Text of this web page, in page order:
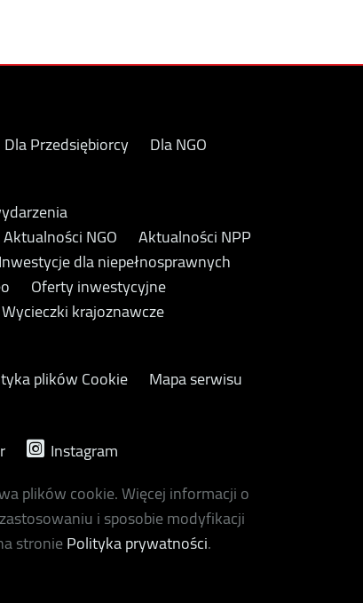
Dla Przedsiębiorcy
Dla NGO
Aktualności NGO
Aktualności NPP
Inwestycje dla niepełnosprawnych
Oferty inwestycyjne
Wycieczki krajoznawcze
plików Cookie
Mapa serwisu
Instagram
plików cookie. Więcej informacji o
i sposobie modyfikacji
stroniePolityka prywatności.